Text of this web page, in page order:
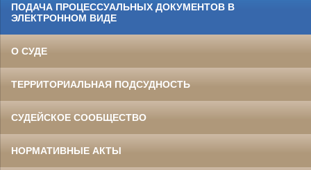
ПОДАЧА ПРОЦЕССУАЛЬНЫХ ДОКУМЕНТОВ В
ЭЛЕКТРОННОМ ВИДЕ
О СУДЕ
ТЕРРИТОРИАЛЬНАЯ ПОДСУДНОСТЬ
СУДЕЙСКОЕ СООБЩЕСТВО
НОРМАТИВНЫЕ АКТЫ